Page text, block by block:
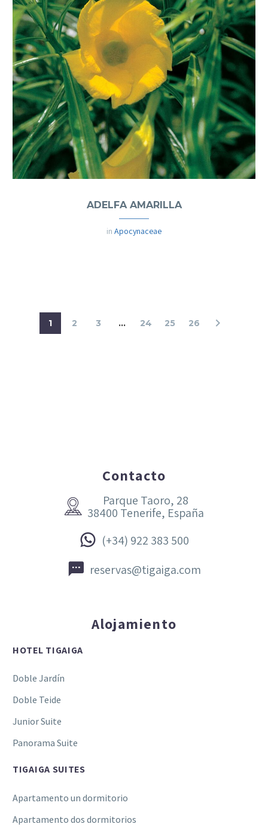
ADELFA AMARILLA
in Apocynaceae
1 2 3 ... 24 25 26
Contacto


Parque Taoro, 28
38400 Tenerife, España

 (+34) 922 383 500

 reservas@tigaiga.com
Alojamiento
HOTEL TIGAIGA
Doble Jardín
Doble Teide
Junior Suite
Panorama Suite
TIGAIGA SUITES
Apartamento un dormitorio
Apartamento dos dormitorios